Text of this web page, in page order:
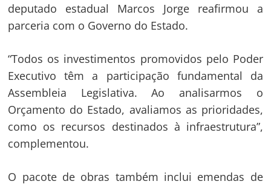
deputado estadual Marcos Jorge reafirmou a
parceria com o Governo do Estado.
“Todos os investimentos promovidos pelo Poder
Executivo têm a participação fundamental da
Assembleia Legislativa. Ao analisarmos o
Orçamento do Estado, avaliamos as prioridades,
como os recursos destinados à infraestrutura”,
complementou.
O pacote de obras também inclui emendas de